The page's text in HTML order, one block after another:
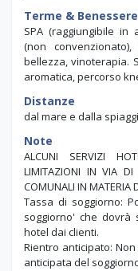
Terme & Benessere
SPA (raggiungibile
(non
bellezza, vinoterapia.
aromatica, percorso
Distanze
dal mare e dalla
Note
ALCUNI SERVIZI
LIMITAZIONI IN VIA DI
COMUNALI IN MATERIA
Tassa di soggiorno:
soggiorno' che dovrà
hotel dai clienti.
Rientro anticipato:
anticipata del